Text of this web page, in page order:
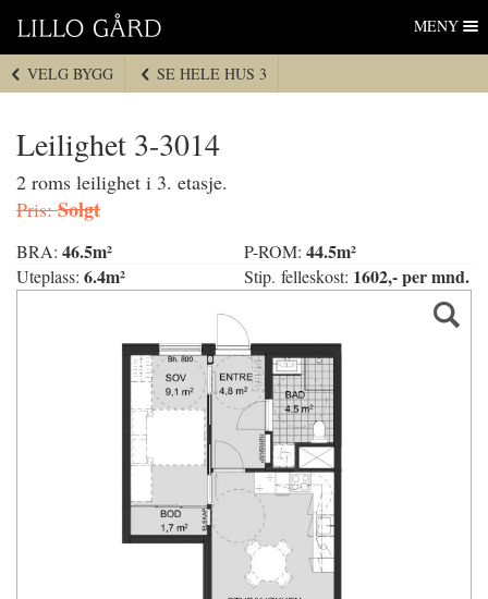
navigasjon
Hopp
innhold
MENY
VELG BYGG SE HELE HUS 3
Leilighet 3-3014
2 roms leilighet i 3. etasje.
Pris:Solgt
BRA: 46.5m² P-ROM: 44.5m²
Uteplass: 6.4m² Stip. felleskost: 1602,- per mnd.